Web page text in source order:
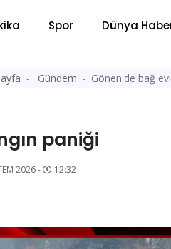
Spor Dünya
Gündem Gönen'de bağ
paniği
2026 - 12:32